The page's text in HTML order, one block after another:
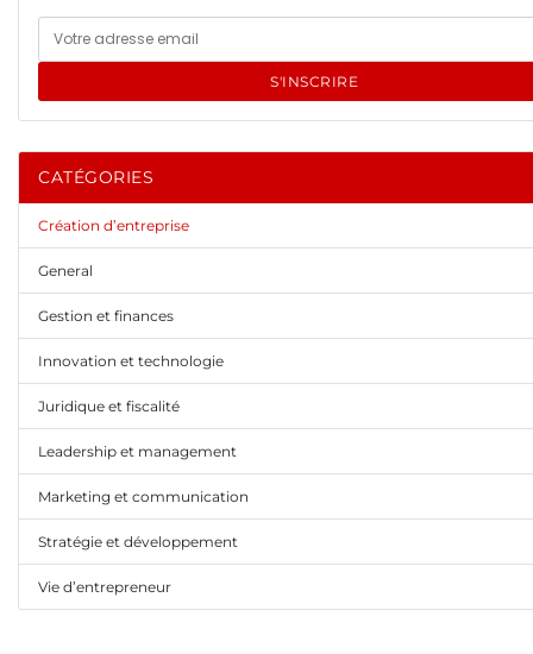
S'INSCRIRE
CATÉGORIES
Création d’entreprise
General
Gestion et finances
Innovation et technologie
Juridique et fiscalité
Leadership et management
Marketing et communication
Stratégie et développement
Vie d’entrepreneur